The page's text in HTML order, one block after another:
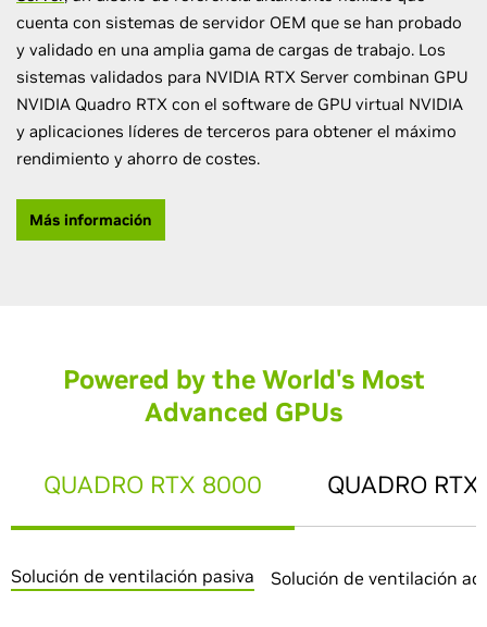
cuenta con sistemas de servidor OEM que se han probado
y validado en una amplia gama de cargas de trabajo. Los
sistemas validados para NVIDIA RTX Server combinan GPU
NVIDIA Quadro RTX con el software de GPU virtual NVIDIA
y aplicaciones líderes de terceros para obtener el máximo
rendimiento y ahorro de costes.
Más información
Powered by the World's Most
Advanced GPUs
QUADRO RTX 8000 QUADRO
Solución de ventilación pasiva Solución de ventilación